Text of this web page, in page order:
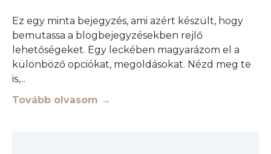
Ez egy minta bejegyzés, ami azért készült, hogy
bemutassa a blogbejegyzésekben rejlő
lehetőségeket. Egy leckében magyarázom el a
különböző opciókat, megoldásokat. Nézd meg te
is,
Tovább olvasom →